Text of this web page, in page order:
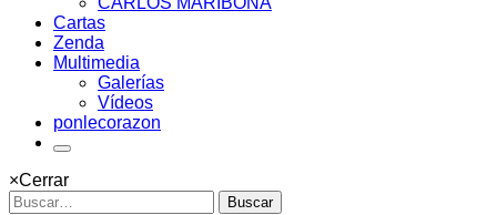
Cartas
Zenda
Multimedia
Galerías
Vídeos
ponlecorazon
×Cerrar
Buscar